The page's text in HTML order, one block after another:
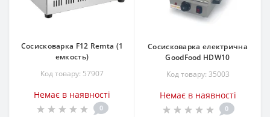
Сосисковарка F12 Remta (1
емкость)
Код товару: 57907
Немає в наявності
0
Сосисковарка електрична
GoodFood HDW10
Код товару: 35003
Немає в наявності
0